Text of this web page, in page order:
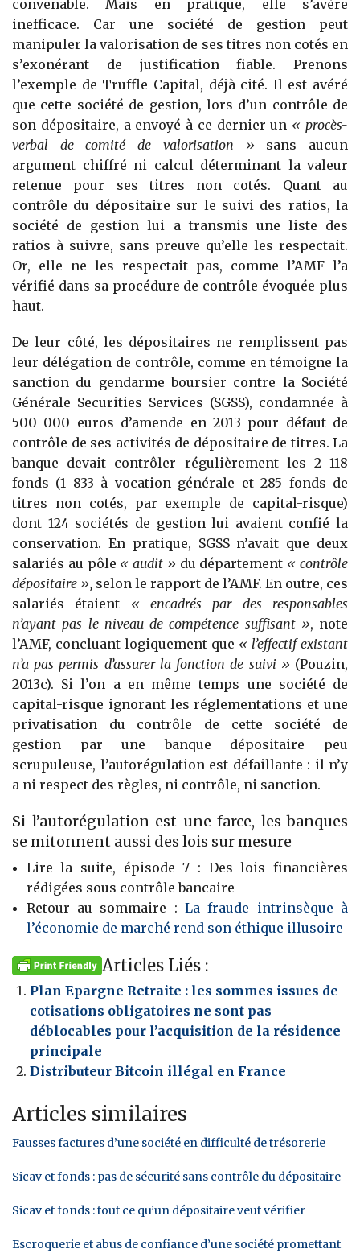
convenable. Mais en pratique, elle s’avère
inefficace. Car une société de gestion peut
manipuler la valorisation de ses titres non cotés en
s’exonérant de justification fiable. Prenons
l’exemple de Truffle Capital, déjà cité. Il est avéré
que cette société de gestion, lors d’un contrôle de
son dépositaire, a envoyé à ce der­nier un « procès-
verbal de comité de valorisation » sans aucun
argument chiffré ni calcul déterminant la valeur
retenue pour ses titres non cotés. Quant au
contrôle du dépositaire sur le suivi des ratios, la
société de gestion lui a transmis une liste des
ratios à suivre, sans preuve qu’elle les respectait.
Or, elle ne les respectait pas, comme l’AMF l’a
vérifié dans sa procédure de contrôle évoquée plus
haut.
De leur côté, les dépositaires ne remplissent pas
leur délégation de contrôle, comme en témoigne la
sanction du gendarme boursier contre la Société
Générale Securities Services (SGSS), condamnée à
500 000 euros d’amende en 2013 pour défaut de
contrôle de ses activités de dépositaire de titres. La
banque devait contrôler régulièrement les 2 118
fonds (1 833 à vocation générale et 285 fonds de
titres non cotés, par exemple de capital-risque)
dont 124 sociétés de gestion lui avaient confié la
conser­vation. En pratique, SGSS n’avait que deux
salariés au pôle « audit » du département « contrôle
dépositaire », selon le rapport de l’AMF. En outre, ces
salariés étaient « encadrés par des responsables
n’ayant pas le niveau de compétence suffisant », note
l’AMF, concluant logiquement que « l’effec­tif existant
n’a pas permis d’assurer la fonction de suivi » (Pouzin,
2013c). Si l’on a en même temps une société de
capital-risque ignorant les régle­mentations et une
privatisation du contrôle de cette société de
gestion par une banque dépositaire peu
scrupuleuse, l’autorégulation est défaillante : il n’y
a ni respect des règles, ni contrôle, ni sanction.
Si l’autorégulation est une farce, les banques
se mitonnent aussi des lois sur mesure
Lire la suite, épisode 7 : Des lois financières
rédigées sous contrôle bancaire
Retour au sommaire : La fraude intrinsèque à
l’économie de marché rend son éthique illusoire
Articles Liés :
Plan Epargne Retraite : les sommes issues de
cotisations obligatoires ne sont pas
déblocables pour l’acquisition de la résidence
principale
Distributeur Bitcoin illégal en France
Articles similaires
Fausses factures d’une société en difficulté de trésorerie
Sicav et fonds : pas de sécurité sans contrôle du dépositaire
Sicav et fonds : tout ce qu’un dépositaire veut vérifier
Escroquerie et abus de confiance d’une société promettant